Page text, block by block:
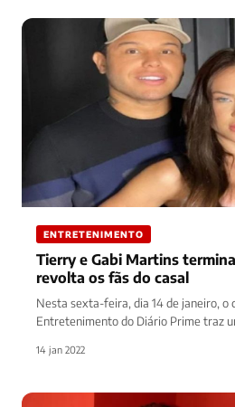
ENTRETENIMENTO
Tierry e Gabi Martins
revolta os fãs do casal
Nesta sexta-feira, dia 14 de janeiro, o
Entretenimento do Diário Prime traz
14 jan 2022